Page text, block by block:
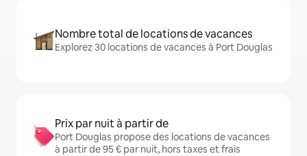
Nombre total de locations de vacances
Explorez 30 locations de vacances à Port Douglas
Prix par nuit à partir de
Port Douglas propose des locations de vacances
à partir de 95 € par nuit, hors taxes et frais